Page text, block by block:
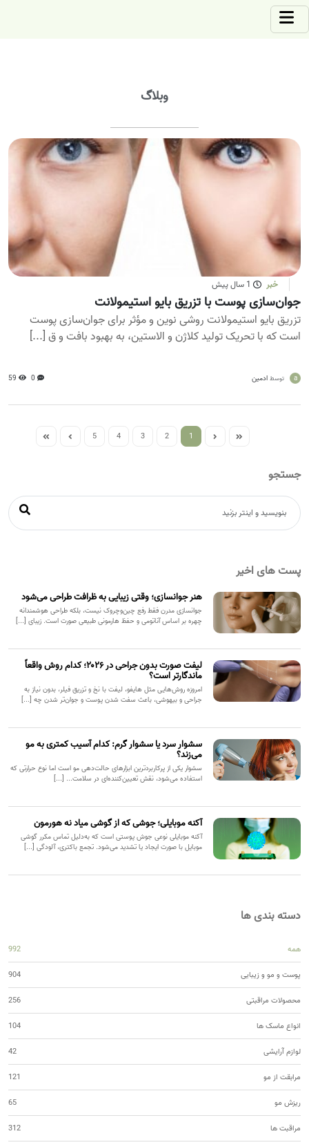
وبلاگ
خبر 1 سال پیش
جوان‌سازی پوست با تزریق بایو استیمولانت
تزریق بایو استیمولانت روشی نوین و مؤثر برای جوان‌سازی پوست
است که با تحریک تولید کلاژن و الاستین، به بهبود بافت و ق [...]
a توسط ادمین 0
59
1
2
3
4
5
جستجو
پست های اخیر
هنر جوانسازی؛ وقتی زیبایی به ظرافت طراحی می‌شود
جوانسازی مدرن فقط رفع چین‌وچروک نیست، بلکه طراحی هوشمندانه
چهره بر اساس آناتومی و حفظ هارمونی طبیعی صورت است. زیبای [...]
لیفت صورت بدون جراحی در ۲۰۲۶؛ کدام روش واقعاً
ماندگارتر است؟
امروزه روش‌هایی مثل هایفو، لیفت با نخ و تزریق فیلر، بدون نیاز به
جراحی و بیهوشی، باعث سفت شدن پوست و جوان‌تر شدن چه [...]
سشوار سرد یا سشوار گرم: کدام آسیب کمتری به مو
می‌زند؟
سشوار یکی از پرکاربردترین ابزارهای حالت‌دهی مو است اما نوع حرارتی که
استفاده می‌شود، نقش تعیین‌کننده‌ای در سلامت... [...]
آکنه موبایلی؛ جوشی که از گوشی میاد نه هورمون
آکنه موبایلی نوعی جوش پوستی است که به‌دلیل تماس مکرر گوشی
موبایل با صورت ایجاد یا تشدید می‌شود. تجمع باکتری، آلودگی [...]
دسته بندی ها
همه 992
پوست و مو و زیبایی 904
محصولات مراقبتی 256
انواع ماسک ها 104
لوازم آرایشی 42
مرابقت از مو 121
ریزش مو 65
مراقبت ها 312